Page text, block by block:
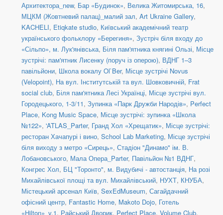
Архитектора_new, Бар «Будинок», Велика Житомирська, 16,
МЦКМ (Жовтневий палац)_малий зал, Art Ukraine Gallery,
KACHELI, Etiqkate studio, Київський академічний театр
українського фольклору «Берегиня», Зустріч біля входу до
«Сільпо», м. Лук'янівська, Біля пам'ятника княгині Ользі, Місце
зустрічі: пам'ятник Лисенку (поруч із оперою), ВДНГ 1–3
павільйони, Школа вокалу Ol`Ber, Місце зустрічі Novus
(Velopoint), На вул. Інститутській та вул. Шовковичній, Frat
social сlub, Біля пам'ятника Лесі Українці, Місце зустрічі вул.
Городецького, 1-3/11, Зупинка «Парк Дружби Народів», Perfect
Place, Kong Music Space, Місце зустрічі: зупинка «Школа
№122», 'ATLAS_Parter, Гранд Хол «Хрещатик», Місце зустрічі:
ресторан Хачапурі і вино, School Lab Marketing, Місце зустрічі
біля виходу з метро «Сирець», Стадіон "Динамо" ім. В.
Лобановського, Мала Опера_Parter, Павільйон №1 ВДНГ,
Конгрес Хол, БЦ "Торонто", м. Видубичі - автостанція, На розі
Михайлівської площі та вул. Михайлівський, НУХТ, КНУБА,
Містецький арсенал Київ, SexEdMuseum, Сагайдачний
офісний центр, Fantastic Home, Makoto Dojo, Готель
«Hilton»_v.1, Райський Дворик, Perfect Place, Volume Club,